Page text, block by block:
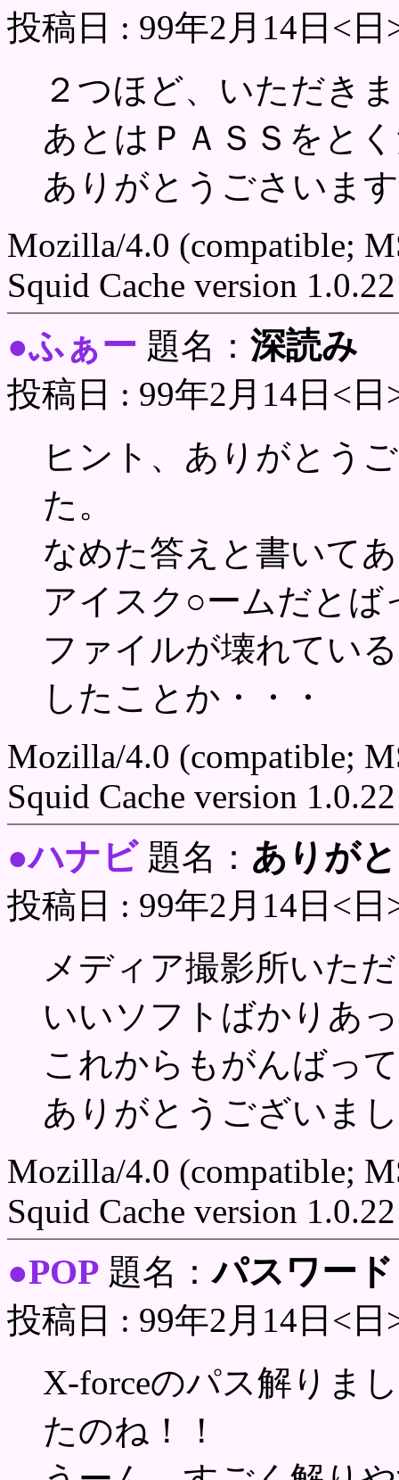
投稿日 : 99年2月14日<日
２つほど、いただき
あとはＰＡＳＳをと
ありがとうごさいま
Mozilla/4.0 (compatible;
Squid Cache version 1.0.22
●ふぁー 題名： 深読み
投稿日 : 99年2月14日<日
ヒント、ありがとう
た。
なめた答えと書いて
アイスク○ームだと
ファイルが壊れてい
したことか・・・
Mozilla/4.0 (compatible;
Squid Cache version 1.0.22
●ハナビ題名： ありが
投稿日 : 99年2月14日<日
メディア撮影所いた
いいソフトばかりあ
これからもがんばっ
ありがとうございま
Mozilla/4.0 (compatible;
Squid Cache version 1.0.22
●POP 題名：パスワード
投稿日 : 99年2月14日<日
X-forceのパス解りま
たのね！！